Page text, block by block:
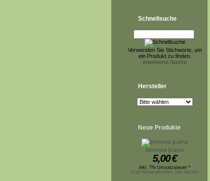
Schnellsuche
Verwenden Sie Stichworte, um
ein Produkt zu finden.
erweiterte Suche
Hersteller
Neue Produkte
Ipomoea jicama
5,00€
inkl. 7% Umsatzsteuer *
zzgl.Versandkosten, hier klicken